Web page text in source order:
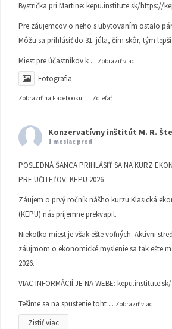
Bystrička pri Martine: kepu.institute.sk/https://
Pre záujemcov o neho s ubytovaním ostalo
Môžu sa prihlásiť do 31. júla, čím skôr, tým
Miest pre účastníkov k ... Zobraziť viac
Fotografia
Zobraziť na Facebooku · Zdieľať
Konzervatívny inštitút M. R.
1 mesiac pred
POSLEDNÁ ŠANCA PRIHLÁSIŤ SA NA KURZ
PRE UČITEĽOV: KEPU 2026
Záujem o prvý ročník nášho kurzu Klasická
(KEPU) nás príjemne prekvapil.
Niekoľko miest je však ešte voľných. Aktívni
záujmom o ekonomické myslenie sa tak ešte
2026.
VIAC INFORMÁCIÍ JE NA WEBE: kepu.institute.sk/
Tešíme sa na spustenie toht ... Zobraziť viac
Zistiť viac